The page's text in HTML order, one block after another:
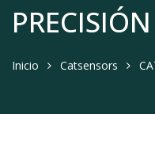
Inicio Catsensors